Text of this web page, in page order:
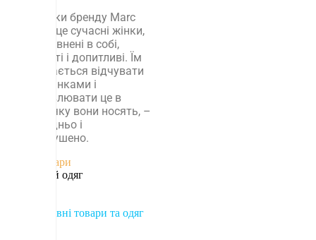
Клієнтки бренду Marc
Cain – це сучасні жінки,
які впевнені в собі,
відкриті і допитливі. Їм
подобається відчувати
себе жінками і
висловлювати це в
одязі, яку вони носять, –
природньо і
невимушено.
Аксесуари
Верхній одяг
Спортивні товари та одяг